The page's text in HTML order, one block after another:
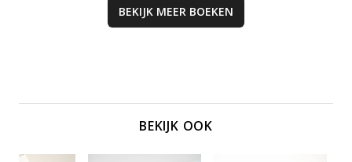
BEKIJK MEER BOEKEN
BEKIJK OOK